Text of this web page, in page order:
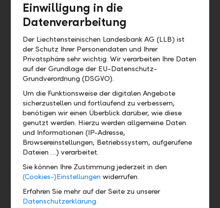
Dr. Hendrik Idema
Leiter Private Banking FL/CH/D
Telefon +423 236 93 59
Jetzt kontaktieren
Einwilligung in die
Datenverarbeitung
Der Liechtensteinischen Landesbank AG (LLB) ist
der Schutz Ihrer Personendaten und Ihrer
Privatsphäre sehr wichtig. Wir verarbeiten Ihre Daten
auf der Grundlage der EU-Datenschutz-
Grundverordnung (DSGVO).
Um die Funktionsweise der digitalen Angebote
sicherzustellen und fortlaufend zu verbessern,
benötigen wir einen Überblick darüber, wie diese
genutzt werden. Hierzu werden allgemeine Daten
und Informationen (IP-Adresse,
Browsereinstellungen, Betriebssystem, aufgerufene
Dateien …) verarbeitet.
Sie können Ihre Zustimmung jederzeit in den
(Cookies-)Einstellungen widerrufen.
Erfahren Sie mehr auf der Seite zu unserer
Datenschutzerklärung.